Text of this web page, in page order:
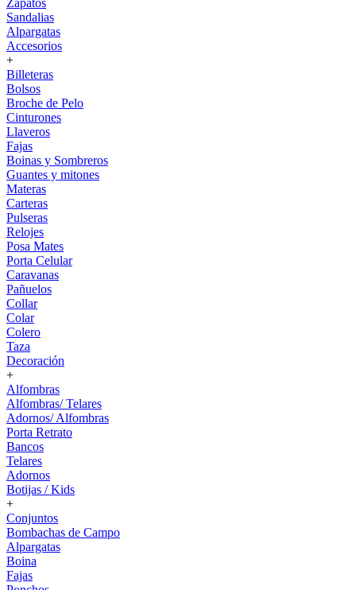
Zapatos
Sandalias
Alpargatas
Accesorios
+
Billeteras
Bolsos
Broche de Pelo
Cinturones
Llaveros
Fajas
Boinas y Sombreros
Guantes y mitones
Materas
Carteras
Pulseras
Relojes
Posa Mates
Porta Celular
Caravanas
Pañuelos
Collar
Colar
Colero
Taza
Decoración
+
Alfombras
Alfombras/ Telares
Adornos/ Alfombras
Porta Retrato
Bancos
Telares
Adornos
Botijas / Kids
+
Conjuntos
Bombachas de Campo
Alpargatas
Boina
Fajas